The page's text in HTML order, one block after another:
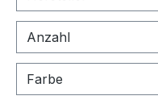
Anzahl
Farbe